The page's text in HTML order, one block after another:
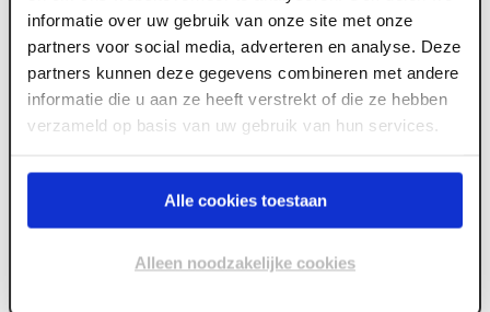
informatie over uw gebruik van onze site met onze
partners voor social media, adverteren en analyse. Deze
partners kunnen deze gegevens combineren met andere
informatie die u aan ze heeft verstrekt of die ze hebben
verzameld op basis van uw gebruik van hun services.
Alle cookies toestaan
Alleen noodzakelijke cookies
4tecx Schuurrol 50mm x 50m korrel 240
linnen
Meld je aan of maak een account aan om toegang
te krijgen tot de prijzen.